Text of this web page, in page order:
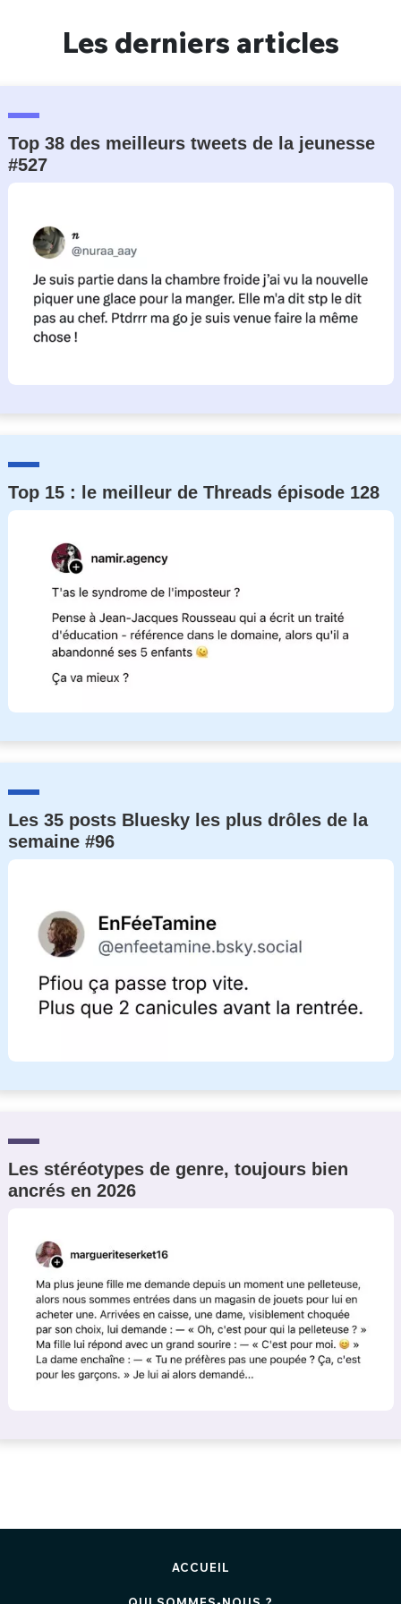
Les derniers articles
Top 38 des meilleurs tweets de la jeunesse
#527
Top 15 : le meilleur de Threads épisode 128
Les 35 posts Bluesky les plus drôles de la
semaine #96
Les stéréotypes de genre, toujours bien
ancrés en 2026
ACCUEIL
Un Thread